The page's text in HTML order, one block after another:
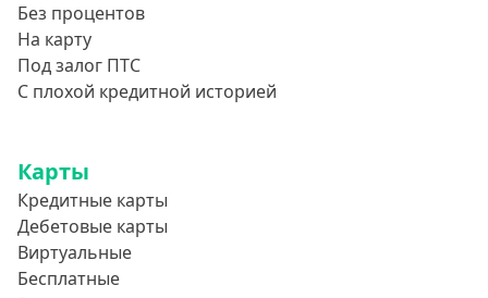
Без процентов
На карту
Под залог ПТС
С плохой кредитной историей
Карты
Кредитные карты
Дебетовые карты
Виртуальные
Бесплатные